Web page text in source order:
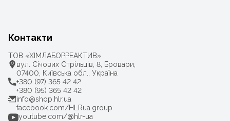
Контакти
ТОВ «ХІМЛАБОРРЕАКТИВ»
вул. Січових Стрільців, 8, Бровари,
07400, Київська обл., Україна
+380 (97) 365 42 42
+380 (95) 365 42 42
info@shop.hlr.ua
facebook.com/HLRua.group
youtube.com/@hlr-ua